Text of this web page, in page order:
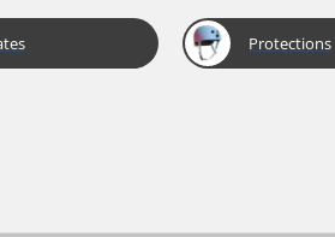
Protections